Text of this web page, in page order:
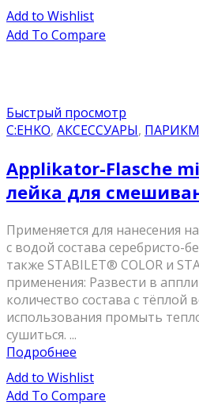
Add to Wishlist
Add To Compare
Быстрый просмотр
C:EHKO, АКСЕССУАРЫ,
Applikator-Flasche
лейка для
Применяется для нанесения
с водой состава серебристо-
также STABILET® COLOR и
применения: Развести в
количество состава с тёплой
использования промыть
сушиться. ...
Подробнее
Add to Wishlist
Add To Compare